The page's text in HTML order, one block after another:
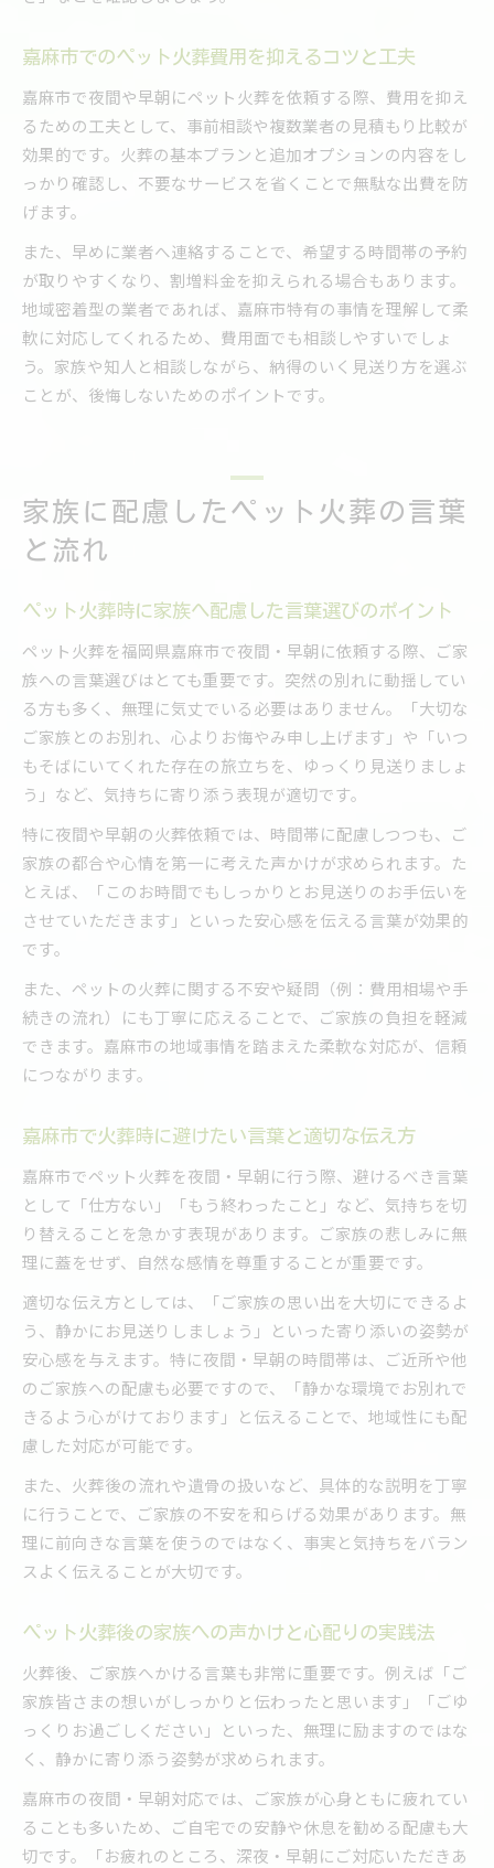
嘉麻市でのペット火葬費用を抑えるコツと工夫
嘉麻市で夜間や早朝にペット火葬を依頼する際、費用を抑え
るための工夫として、事前相談や複数業者の見積もり比較が
効果的です。火葬の基本プランと追加オプションの内容をし
っかり確認し、不要なサービスを省くことで無駄な出費を防
げます。
また、早めに業者へ連絡することで、希望する時間帯の予約
が取りやすくなり、割増料金を抑えられる場合もあります。
地域密着型の業者であれば、嘉麻市特有の事情を理解して柔
軟に対応してくれるため、費用面でも相談しやすいでしょ
う。家族や知人と相談しながら、納得のいく見送り方を選ぶ
ことが、後悔しないためのポイントです。
家族に配慮したペット火葬の言葉
と流れ
ペット火葬時に家族へ配慮した言葉選びのポイント
ペット火葬を福岡県嘉麻市で夜間・早朝に依頼する際、ご家
族への言葉選びはとても重要です。突然の別れに動揺してい
る方も多く、無理に気丈でいる必要はありません。「大切な
ご家族とのお別れ、心よりお悔やみ申し上げます」や「いつ
もそばにいてくれた存在の旅立ちを、ゆっくり見送りましょ
う」など、気持ちに寄り添う表現が適切です。
特に夜間や早朝の火葬依頼では、時間帯に配慮しつつも、ご
家族の都合や心情を第一に考えた声かけが求められます。た
とえば、「このお時間でもしっかりとお見送りのお手伝いを
させていただきます」といった安心感を伝える言葉が効果的
です。
また、ペットの火葬に関する不安や疑問（例：費用相場や手
続きの流れ）にも丁寧に応えることで、ご家族の負担を軽減
できます。嘉麻市の地域事情を踏まえた柔軟な対応が、信頼
につながります。
嘉麻市で火葬時に避けたい言葉と適切な伝え方
嘉麻市でペット火葬を夜間・早朝に行う際、避けるべき言葉
として「仕方ない」「もう終わったこと」など、気持ちを切
り替えることを急かす表現があります。ご家族の悲しみに無
理に蓋をせず、自然な感情を尊重することが重要です。
適切な伝え方としては、「ご家族の思い出を大切にできるよ
う、静かにお見送りしましょう」といった寄り添いの姿勢が
安心感を与えます。特に夜間・早朝の時間帯は、ご近所や他
のご家族への配慮も必要ですので、「静かな環境でお別れで
きるよう心がけております」と伝えることで、地域性にも配
慮した対応が可能です。
また、火葬後の流れや遺骨の扱いなど、具体的な説明を丁寧
に行うことで、ご家族の不安を和らげる効果があります。無
理に前向きな言葉を使うのではなく、事実と気持ちをバラン
スよく伝えることが大切です。
ペット火葬後の家族への声かけと心配りの実践法
火葬後、ご家族へかける言葉も非常に重要です。例えば「ご
家族皆さまの想いがしっかりと伝わったと思います」「ごゆ
っくりお過ごしください」といった、無理に励ますのではな
く、静かに寄り添う姿勢が求められます。
嘉麻市の夜間・早朝対応では、ご家族が心身ともに疲れてい
ることも多いため、ご自宅での安静や休息を勧める配慮も大
切です。「お疲れのところ、深夜・早朝にご対応いただきあ